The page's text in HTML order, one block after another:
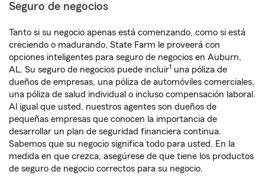
Seguro de negocios
Tanto si su negocio apenas está comenzando, como si está
creciendo o madurando, State Farm le proveerá con
opciones inteligentes para seguro de negocios en Auburn,
AL. Su seguro de negocios puede incluir1 una póliza de
dueños de empresas, una póliza de automóviles comerciales,
una póliza de salud individual o incluso compensación laboral.
Al igual que usted, nuestros agentes son dueños de
pequeñas empresas que conocen la importancia de
desarrollar un plan de seguridad financiera continua.
Sabemos que su negocio significa todo para usted. En la
medida en que crezca, asegúrese de que tiene los productos
de seguro de negocio correctos para su negocio.